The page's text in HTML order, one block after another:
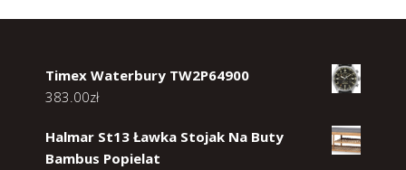
Timex Waterbury TW2P64900
383.00zł
Halmar St13 Ławka Stojak Na Buty
Bambus Popielat